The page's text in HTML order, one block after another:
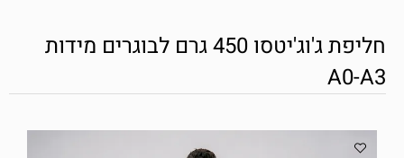
חליפת ג'וג'יטסו 450 גרם לבוגרים מידות
A0-A3